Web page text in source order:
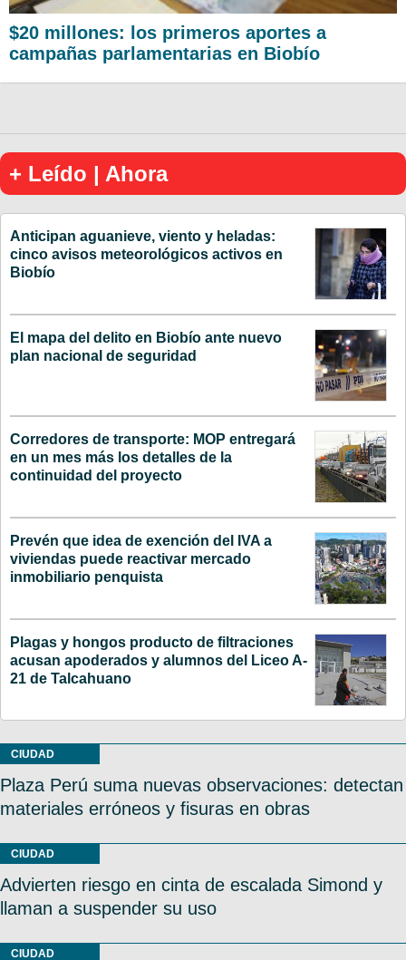
$20 millones: los primeros aportes a
campañas parlamentarias en Biobío
+ Leído | Ahora
Anticipan aguanieve, viento y heladas:
cinco avisos meteorológicos activos en
Biobío
El mapa del delito en Biobío ante nuevo
plan nacional de seguridad
Corredores de transporte: MOP entregará
en un mes más los detalles de la
continuidad del proyecto
Prevén que idea de exención del IVA a
viviendas puede reactivar mercado
inmobiliario penquista
Plagas y hongos producto de filtraciones
acusan apoderados y alumnos del Liceo A-
21 de Talcahuano
CIUDAD
Plaza Perú suma nuevas observaciones: detectan
materiales erróneos y fisuras en obras
CIUDAD
Advierten riesgo en cinta de escalada Simond y
llaman a suspender su uso
CIUDAD